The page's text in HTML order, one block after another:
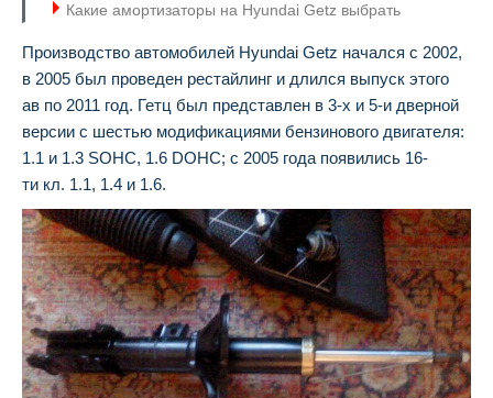
Какие амортизаторы на Hyundai Getz выбрать
Производство автомобилей Hyundai Getz начался с 2002,
в 2005 был проведен рестайлинг и длился выпуск этого
ав по 2011 год. Гетц был представлен в 3-х и 5-и дверной
версии с шестью модификациями бензинового двигателя:
1.1 и 1.3 SOHC, 1.6 DOHC; с 2005 года появились 16-
ти кл. 1.1, 1.4 и 1.6.